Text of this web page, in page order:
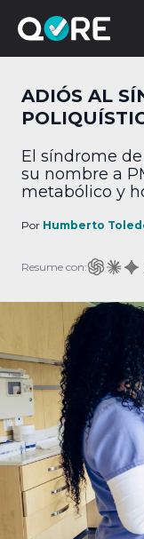
ADIÓS AL
El síndrome
su nombre a
metabólico y
Por Humberto
Resume con: